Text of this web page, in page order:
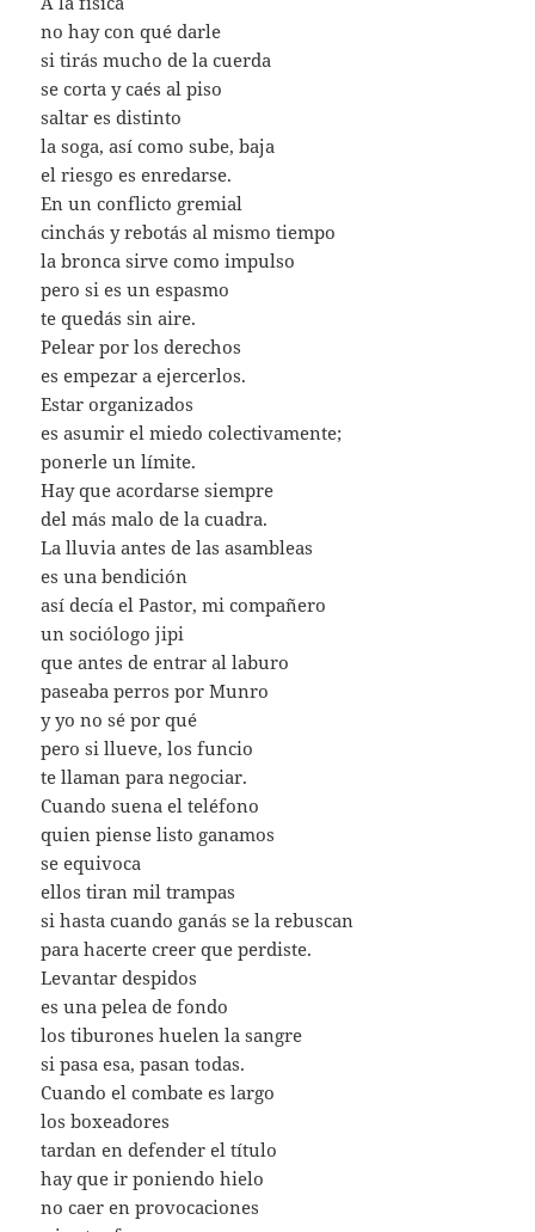
no hay con qué darle
si tirás mucho de la cuerda
se corta y caés al piso
saltar es distinto
la soga, así como sube, baja
el riesgo es enredarse.
En un conflicto gremial
cinchás y rebotás al mismo tiempo
la bronca sirve como impulso
pero si es un espasmo
te quedás sin aire.
Pelear por los derechos
es empezar a ejercerlos.
Estar organizados
es asumir el miedo colectivamente;
ponerle un límite.
Hay que acordarse siempre
del más malo de la cuadra.
La lluvia antes de las asambleas
es una bendición
así decía el Pastor, mi compañero
un sociólogo jipi
que antes de entrar al laburo
paseaba perros por Munro
y yo no sé por qué
pero si llueve, los funcio
te llaman para negociar.
Cuando suena el teléfono
quien piense listo ganamos
se equivoca
ellos tiran mil trampas
si hasta cuando ganás se la rebuscan
para hacerte creer que perdiste.
Levantar despidos
es una pelea de fondo
los tiburones huelen la sangre
si pasa esa, pasan todas.
Cuando el combate es largo
los boxeadores
tardan en defender el título
hay que ir poniendo hielo
no caer en provocaciones